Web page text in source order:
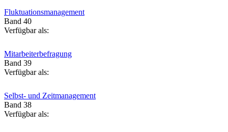
Fluktuationsmanagement
Band 40
Verfügbar als:
Mitarbeiterbefragung
Band 39
Verfügbar als:
Selbst- und Zeitmanagement
Band 38
Verfügbar als: